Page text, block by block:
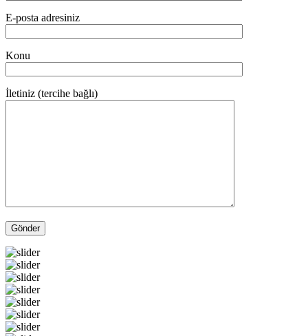
E-posta adresiniz
Konu
İletiniz (tercihe bağlı)